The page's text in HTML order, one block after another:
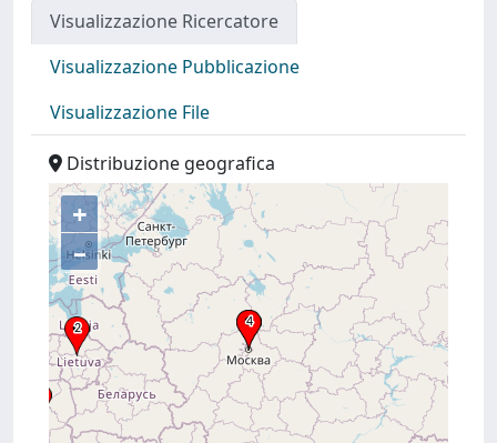
Visualizzazione Ricercatore
Visualizzazione Pubblicazione
Visualizzazione File
Distribuzione geografica
+
–